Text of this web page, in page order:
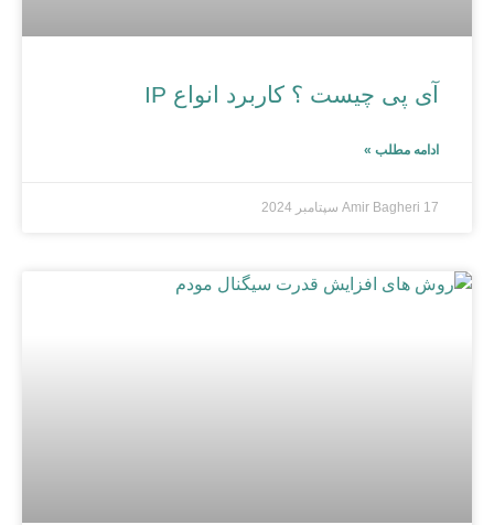
آی پی چیست ؟ کاربرد انواع IP
ادامه مطلب »
Amir Bagheri 17 سپتامبر 2024